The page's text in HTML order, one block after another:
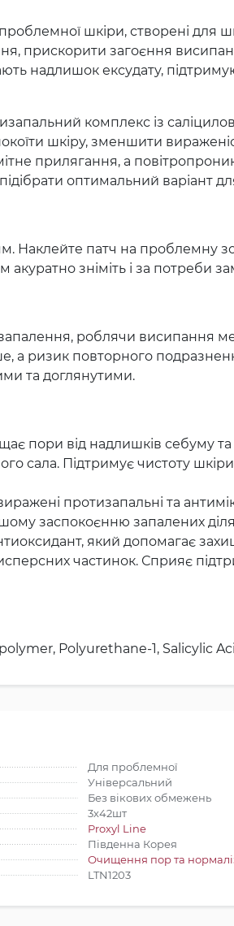
шкіри, створені для
загоєння висипань
надлишок ексудату,
комплекс із
шкіру, зменшити
прилягання, а
оптимальний варіант
Наклейте патч на проблемну
зніміть і за потреби
роблячи висипання
а ризик повторного
та доглянутими.
пори від надлишків себуму
сала. Підтримує чистоту
протизапальні та
заспокоєнню запалених
який допомагає
частинок. Сприяє
Polyurethane-1, Salicylic
Для проблемної
Універсальний
Без вікових обмежень
3х42шт
Proxyl Line
Південна Корея
Очищення пор та
LTN1203